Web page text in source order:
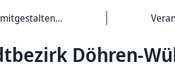
Döhren-